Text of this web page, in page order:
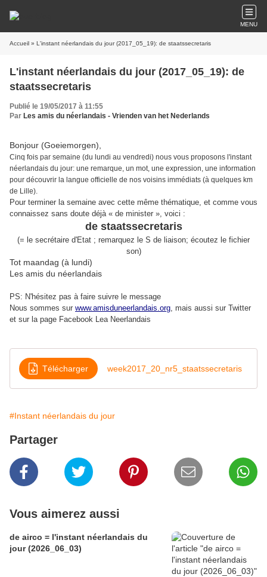
MENU
Accueil » L'instant néerlandais du jour (2017_05_19): de staatssecretaris
L'instant néerlandais du jour (2017_05_19): de
staatssecretaris
Publié le 19/05/2017 à 11:55
Par Les amis du néerlandais - Vrienden van het Nederlands
Bonjour (Goeiemorgen),
Cinq fois par semaine (du lundi au vendredi) nous vous proposons l'instant
néerlandais du jour: une remarque, un mot, une expression, une information
pour découvrir la langue officielle de nos voisins immédiats (à quelques km
de Lille).
Pour terminer la semaine avec cette même thématique, et comme vous
connaissez sans doute déjà « de minister », voici :
de staatssecretaris
(= le secrétaire d'Etat ; remarquez le S de liaison; écoutez le fichier
son)
Tot maandag (à lundi)
Les amis du néerlandais
PS: N'hésitez pas à faire suivre le message
Nous sommes sur www.amisduneerlandais.org, mais aussi sur Twitter
et sur la page Facebook Lea Neerlandais
Télécharger week2017_20_nr5_staatssecretaris
#Instant néerlandais du jour
Partager
Vous aimerez aussi
de airco = l'instant néerlandais du
jour (2026_06_03)